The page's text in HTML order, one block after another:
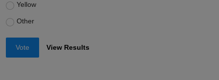
Yellow
Other
Vote View Results